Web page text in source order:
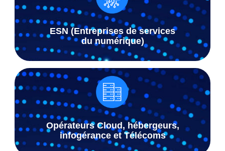
ESN (Entreprises de services
du numérique)
Opérateurs Cloud, hébergeurs,
infogérance et Télécoms